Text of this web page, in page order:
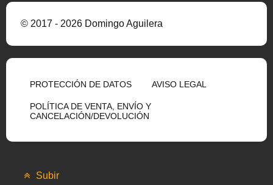
© 2017 - 2026 Domingo Aguilera
PROTECCIÓN DE DATOS AVISO LEGAL
POLÍTICA DE VENTA, ENVÍO Y
CANCELACIÓN/DEVOLUCIÓN
Subir